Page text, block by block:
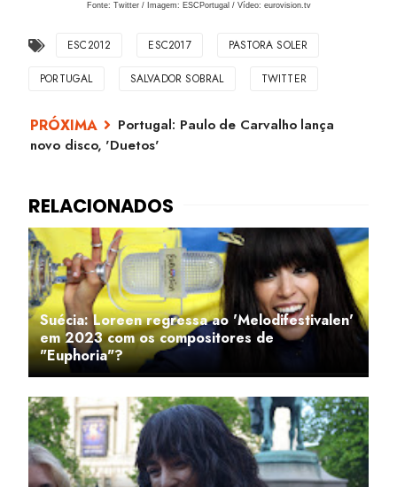
Fonte: Twitter / Imagem: ESCPortugal / Vídeo: eurovision.tv
ESC2012 ESC2017 PASTORA SOLER
PORTUGAL SALVADOR SOBRAL TWITTER
Portugal: Paulo de Carvalho lança
novo disco, 'Duetos'
Suécia: Loreen regressa ao 'Melodifestivalen'
em 2023 com os compositores de
"Euphoria"?